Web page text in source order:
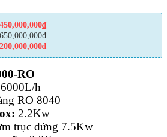
450,000,000₫
650,000,000₫
200,000,000₫
RO
6000L/h
RO 8040
2.2Kw
trục đứng 7.5Kw